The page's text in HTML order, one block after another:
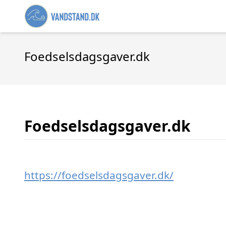
Foedselsdagsgaver.dk
Foedselsdagsgaver.dk
https://foedselsdagsgaver.dk/